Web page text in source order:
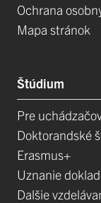
Ochrana
Mapa stránok
Štúdium
Pre
Doktorandské
Erasmus+
Uznanie
Dalšie